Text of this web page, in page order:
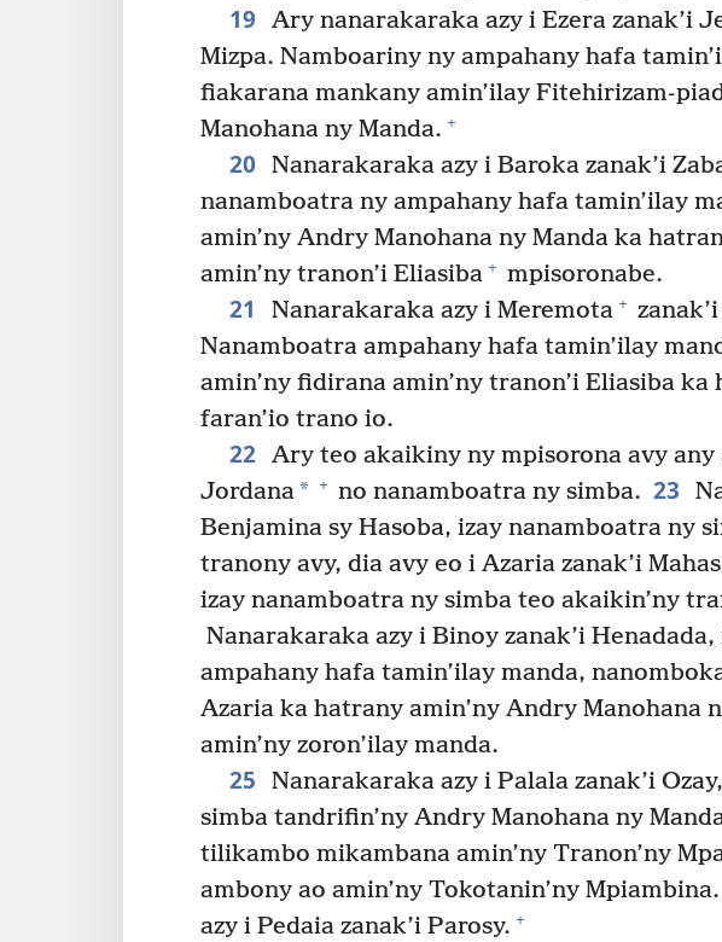
19 Ary nanarakaraka azy i Ezera zanak’i
Mizpa. Namboariny ny ampahany hafa
fiakarana mankany amin’ilay Fitehirizam-
Manohana ny Manda. +
20 Nanarakaraka azy i Baroka zanak’i
nanamboatra ny ampahany hafa tamin’ilay
amin’ny Andry Manohana ny Manda ka
amin’ny tranon’i Eliasiba + mpisoronabe.
21 Nanarakaraka azy i Meremota +
Nanamboatra ampahany hafa tamin’ilay
amin’ny fidirana amin’ny tranon’i Eliasiba ka
faran’io trano io.
22 Ary teo akaikiny ny mpisorona avy any
Jordana* + no nanamboatra ny simba. 23
Benjamina sy Hasoba, izay nanamboatra ny
tranony avy, dia avy eo i Azaria zanak’i
izay nanamboatra ny simba teo akaikin’ny
Nanarakaraka azy i Binoy zanak’i
ampahany hafa tamin’ilay manda,
Azaria ka hatrany amin’ny Andry Manohana
amin’ny zoron’ilay manda.
25
Nanarakaraka azy i Palala zanak’i
simba tandrifin’ny Andry Manohana ny
tilikambo mikambana amin’ny Tranon’ny
ambony ao amin’ny Tokotanin’ny Mpiambina.
azy i Pedaia zanak’i Parosy. +